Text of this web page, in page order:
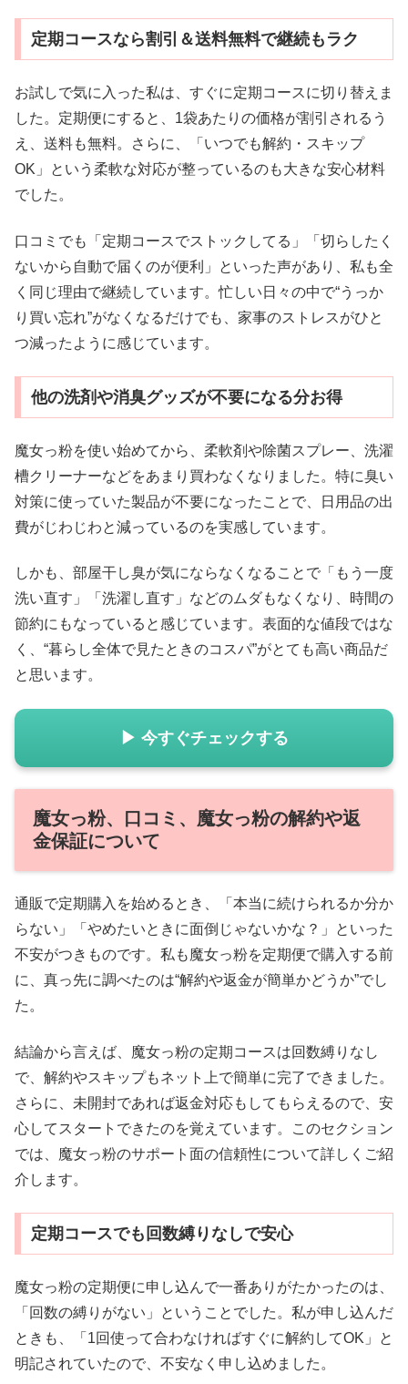
定期コースなら割引＆送料無料で継続もラク
お試しで気に入った私は、すぐに定期コースに切り替えま
した。定期便にすると、1袋あたりの価格が割引されるう
え、送料も無料。さらに、「いつでも解約・スキップ
OK」という柔軟な対応が整っているのも大きな安心材料
でした。
口コミでも「定期コースでストックしてる」「切らしたく
ないから自動で届くのが便利」といった声があり、私も全
く同じ理由で継続しています。忙しい日々の中で“うっか
り買い忘れ”がなくなるだけでも、家事のストレスがひと
つ減ったように感じています。
他の洗剤や消臭グッズが不要になる分お得
魔女っ粉を使い始めてから、柔軟剤や除菌スプレー、洗濯
槽クリーナーなどをあまり買わなくなりました。特に臭い
対策に使っていた製品が不要になったことで、日用品の出
費がじわじわと減っているのを実感しています。
しかも、部屋干し臭が気にならなくなることで「もう一度
洗い直す」「洗濯し直す」などのムダもなくなり、時間の
節約にもなっていると感じています。表面的な値段ではな
く、“暮らし全体で見たときのコスパ”がとても高い商品だ
と思います。
▶ 今すぐチェックする
魔女っ粉、口コミ、魔女っ粉の解約や返
金保証について
通販で定期購入を始めるとき、「本当に続けられるか分か
らない」「やめたいときに面倒じゃないかな？」といった
不安がつきものです。私も魔女っ粉を定期便で購入する前
に、真っ先に調べたのは“解約や返金が簡単かどうか”でし
た。
結論から言えば、魔女っ粉の定期コースは回数縛りなし
で、解約やスキップもネット上で簡単に完了できました。
さらに、未開封であれば返金対応もしてもらえるので、安
心してスタートできたのを覚えています。このセクション
では、魔女っ粉のサポート面の信頼性について詳しくご紹
介します。
定期コースでも回数縛りなしで安心
魔女っ粉の定期便に申し込んで一番ありがたかったのは、
「回数の縛りがない」ということでした。私が申し込んだ
ときも、「1回使って合わなければすぐに解約してOK」と
明記されていたので、不安なく申し込めました。